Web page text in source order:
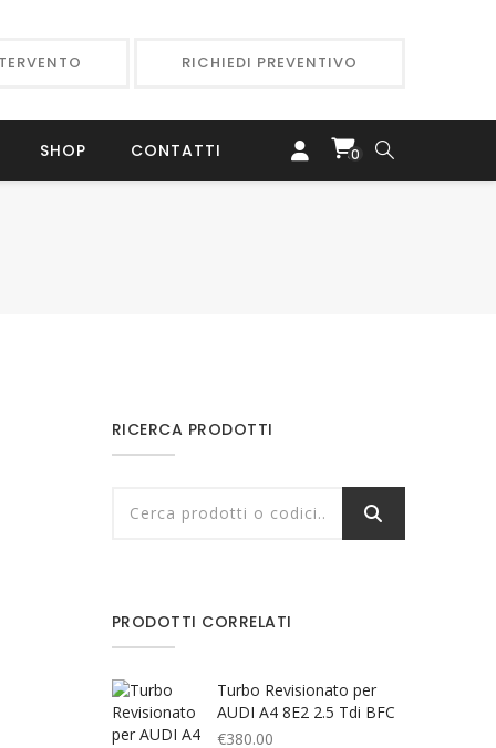
RICHIEDI PREVENTIVO
SHOP CONTATTI 0
RICERCA PRODOTTI
PRODOTTI CORRELATI
Turbo Revisionato per
AUDI A4 8E2 2.5 Tdi BFC
€380.00